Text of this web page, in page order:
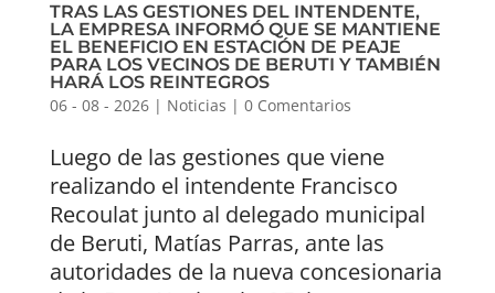
TRAS LAS GESTIONES DEL INTENDENTE,
LA EMPRESA INFORMÓ QUE SE MANTIENE
EL BENEFICIO EN ESTACIÓN DE PEAJE
PARA LOS VECINOS DE BERUTI Y TAMBIÉN
HARÁ LOS REINTEGROS
06 - 08 - 2026| Noticias | 0 Comentarios
Luego de las gestiones que viene
realizando el intendente Francisco
Recoulat junto al delegado municipal
de Beruti, Matías Parras, ante las
autoridades de la nueva concesionaria